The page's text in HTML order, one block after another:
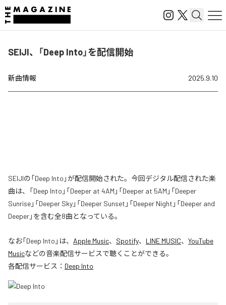
SEIJI、「Deep Into」を配信開始
新曲情報 2025.9.10
SEIJIの「Deep Into」が配信開始された。今回デジタル配信された楽
曲は、「Deep Into」「Deeper at 4AM」「Deeper at 5AM」「Deeper
Sunrise」「Deeper Sky」「Deeper Sunset」「Deeper Night」「Deeper and
Deeper」を含む全8曲となっている。
なお「Deep Into 」は、 Apple Music、 Spotify、 LINE MUSIC、 YouTube
Musicなどの音楽配信サービスで聴くことができる。
各配信サービス： Deep Into